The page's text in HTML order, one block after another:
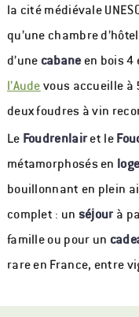
la cité médiévale
qu’une chambre
d’une cabaneen bois 4
l’Audevous accueille à
deux foudres à vin
Le Foudrenlairet le
métamorphosés en
bouillonnant en plein
complet : un séjourà
famille ou pour un
rare en France, entre